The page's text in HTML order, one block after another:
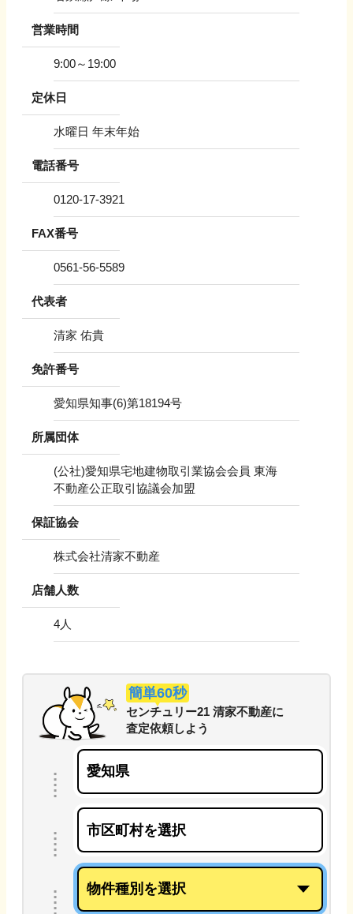
営業時間
9:00～19:00
定休日
水曜日 年末年始
電話番号
0120-17-3921
FAX番号
0561-56-5589
代表者
清家 佑貴
免許番号
愛知県知事(6)第18194号
所属団体
(公社)愛知県宅地建物取引業協会会員 東海
不動産公正取引協議会加盟
保証協会
株式会社清家不動産
店舗人数
4人
簡単60秒
センチュリー21 清家不動産に
査定依頼しよう